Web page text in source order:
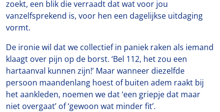
zoekt, een blik die verraadt dat wat voor jou
vanzelfsprekend is, voor hen een dagelijkse uitdaging
vormt.
De ironie wil dat we collectief in paniek raken als iemand
klaagt over pijn op de borst. ‘Bel 112, het zou een
hartaanval kunnen zijn!’ Maar wanneer diezelfde
persoon maandenlang hoest of buiten adem raakt bij
het aankleden, noemen we dat ‘een griepje dat maar
niet overgaat’ of ‘gewoon wat minder fit’.